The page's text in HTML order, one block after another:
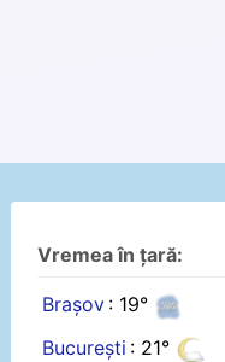
Vremea în țară:
Brașov : 19°
București : 21°